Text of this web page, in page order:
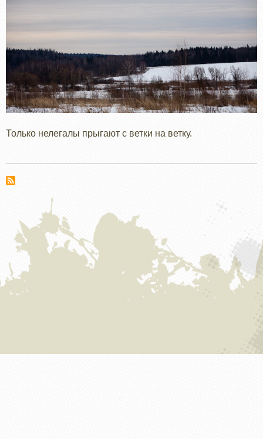
Только нелегалы прыгают с ветки на ветку.